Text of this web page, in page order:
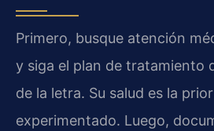
Primero, busque atención
y siga el plan de tratamiento
de la letra. Su salud es la
experimentado. Luego,